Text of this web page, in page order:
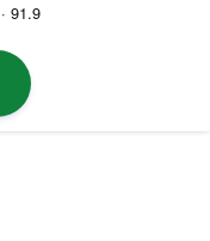
91.9